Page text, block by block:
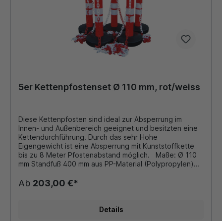
5er Kettenpfostenset Ø 110 mm, rot/weiss
Diese Kettenpfosten sind ideal zur Absperrung im
Innen- und Außenbereich geeignet und besitzten eine
Kettendurchführung. Durch das sehr Hohe
Eigengewicht ist eine Absperrung mit Kunststoffkette
bis zu 8 Meter Pfostenabstand möglich. Maße: Ø 110
mm Standfuß 400 mm aus PP-Material (Polypropylen)
Fuß mit 8-10 kg Sand befüllbar 5er Set besteht aus: 5
x Kettenpfosten a 3,5 kg 25 Meter Kunststoffkette (6x8
Schilder, Hinweistafeln siehe Zubehör
Ab 203,00 €*
Details